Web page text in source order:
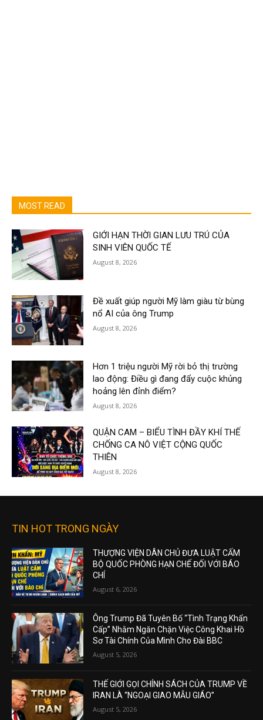
MOST READ
GIỚI HẠN THỜI GIAN LƯU TRÚ CỦA
SINH VIÊN QUỐC TẾ
August 8, 2026
Đề xuất giúp người Mỹ làm giàu từ bùng
nổ AI của ông Trump
August 8, 2026
Hơn 1 triệu người Mỹ rời bỏ thị trường
lao động: Điều gì đang đẩy cuộc khủng
hoảng lên đỉnh điểm?
August 8, 2026
QUẬN CAM – BIỂU TÌNH ĐẦY KHÍ THẾ
CHỐNG CA NÔ VIỆT CỘNG QUỐC
THIÊN
August 8, 2026
TIN HOT TRONG NGÀY
THƯỢNG VIỆN DÂN CHỦ ĐƯA LUẬT CẤM
BỘ QUỐC PHÒNG HẠN CHẾ ĐỐI VỚI BÁO
CHÍ
August 6, 2026
Ông Trump Đã Tuyên Bố “Tình Trạng Khẩn
Cấp” Nhằm Ngăn Chặn Việc Công Khai Hồ
Sơ Tài Chính Của Mình Cho Đài BBC
August 5, 2026
THẾ GIỚI GỌI CHÍNH SÁCH CỦA TRUMP VỀ
IRAN LÀ “NGOẠI GIAO MẪU GIÁO”
August 5, 2026